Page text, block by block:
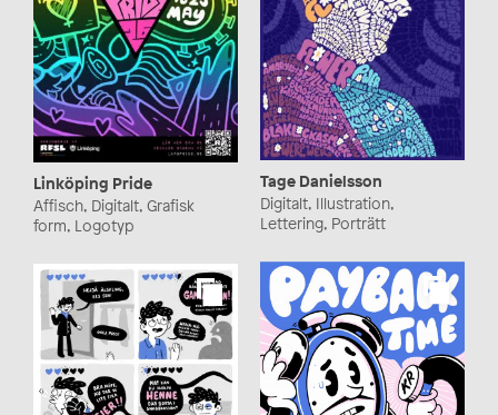
Linköping Pride
Affisch, Digitalt, Grafisk
form, Logotyp
Tage Danielsson
Digitalt, Illustration,
Lettering, Porträtt